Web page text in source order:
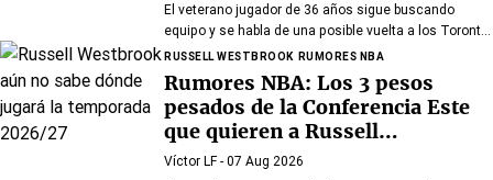
El veterano jugador de 36 años sigue buscando
equipo y se habla de una posible vuelta a los Toronto
Raptors o San Antonio Spurs, mientras Denver
Nuggets también forma parte de la ecuación
RUSSELL WESTBROOK RUMORES NBA
Rumores NBA: Los 3 pesos
pesados de la Conferencia Este
que quieren a Russell
Westbrook
Víctor LF- 07 Aug 2026